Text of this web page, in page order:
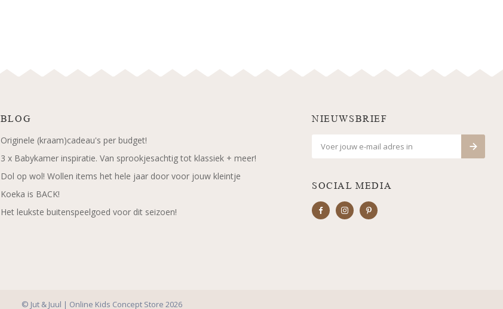
BLOG
Originele (kraam)cadeau's per budget!
3 x Babykamer inspiratie. Van sprookjesachtig tot klassiek + meer!
Dol op wol! Wollen items het hele jaar door voor jouw kleintje
Koeka is BACK!
Het leukste buitenspeelgoed voor dit seizoen!
NIEUWSBRIEF
SOCIAL MEDIA
© Jut & Juul | Online Kids Concept Store 2026